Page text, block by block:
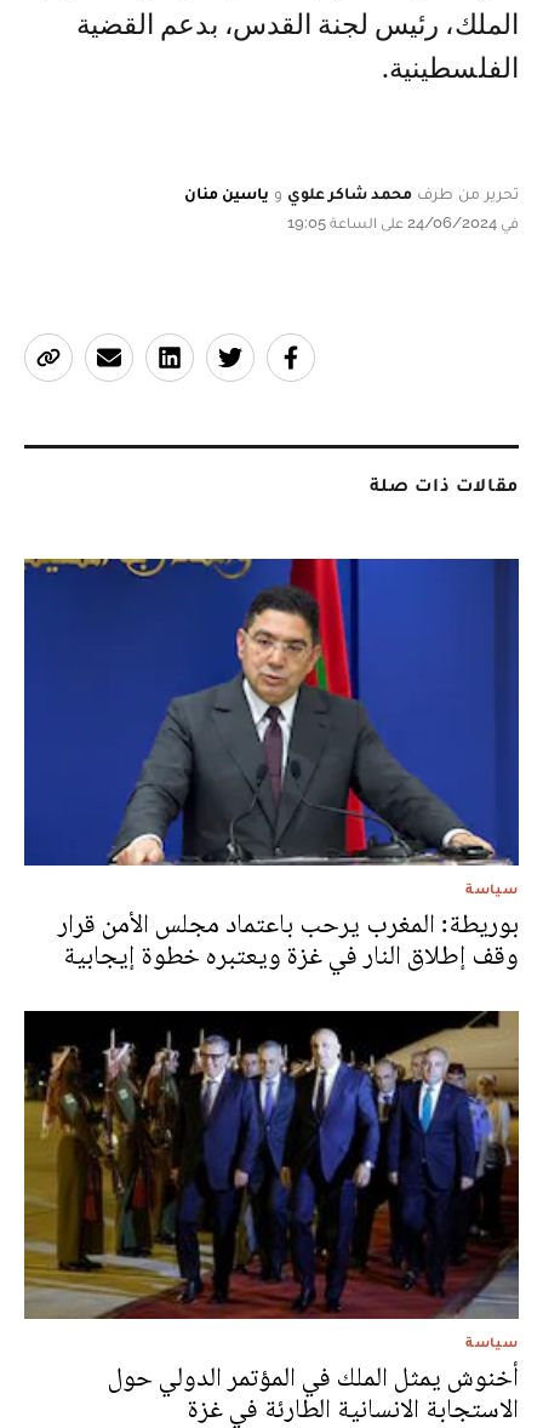
الملك، رئيس لجنة القدس، بدعم القضية
الفلسطينية.
تحرير من طرف محمد شاكر علوي و ياسين منان
في 24/06/2024 على الساعة 19:05
مقالات ذات صلة
سياسة
بوريطة: المغرب يرحب باعتماد مجلس الأمن قرار
وقف إطلاق النار في غزة ويعتبره خطوة إيجابية
سياسة
أخنوش يمثل الملك في المؤتمر الدولي حول
الاستجابة الانسانية الطارئة في غزة